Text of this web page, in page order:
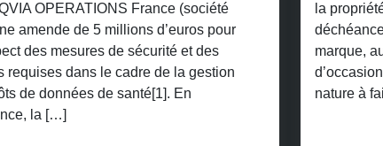
la propriété industrielle (INPI) qui avait prononcé la
déchéance des droits d’un demandeur sur sa
marque, au motif que la revente de produits
d’occasion ne constitue pas un usage sérieux de
nature à faire échec à la […]